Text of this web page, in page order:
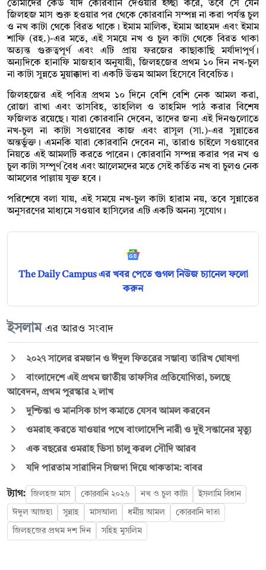
তোমাদের কেউ যদি কোরবানি দেওয়ার ইচ্ছা করে, তবে সে যেন
জিলহজ মাস শুরু হওয়ার পর থেকে কোরবানি সম্পন্ন না করা পর্যন্ত চুল
ও নখ কাটা থেকে বিরত থাকে। ইমাম মালিক, ইমাম আহমদ এবং ইমাম
শাফি (রহ.)-এর মতে, এই সময়ে নখ ও চুল কাটা থেকে বিরত থাকা
অত্যন্ত গুরুত্বপূর্ণ এবং এটি প্রায় ফরজের কাছাকাছি মর্যাদাপূর্ণ।
অন্যদিকে হানাফি মাজহাব অনুযায়ী, জিলহজের প্রথম ১০ দিন নখ-চুল
না কাটা সুন্নতে মুয়াক্কাদা বা একটি উত্তম আমল হিসেবে বিবেচিত।
জিলহজের এই পবিত্র প্রথম ১০ দিনে বেশি বেশি নেক আমল করা,
রোজা রাখা এবং তাসবিহ, তাহলিল ও তাহমিদ পাঠ করার বিশেষ
ফজিলত রয়েছে। যারা কোরবানি দেবেন, তাদের জন্য এই দিনগুলোতে
নখ-চুল না কাটা সওয়াবের কাজ এবং রাসূল (সা.)-এর সুন্নাতের
অন্তর্ভুক্ত। এমনকি যারা কোরবানি দেবেন না, তারাও চাইলে সওয়াবের
নিয়তে এই আমলটি করতে পারেন। কোরবানি সম্পন্ন করার পর নখ ও
চুল কাটা সম্পূর্ণ বৈধ এবং আলেমদের মতে সেই কর্তিত নখ বা চুলও নেক
আমলের পাল্লায় যুক্ত হবে।
পরিশেষে বলা যায়, এই সময়ে নখ-চুল কাটা হারাম নয়, তবে সুন্নাতের
অনুসরণের মাধ্যমে সওয়াব হাসিলের এটি একটি অনন্য সুযোগ।
The Daily Campus এর খবর পেতে গুগল নিউজ চ্যানেল ফলো
করুন
ইসলাম এর আরও সংবাদ
২০২৭ সালের রমজান ও ঈদুল ফিতরের সম্ভাব্য তারিখ ঘোষণা
বাংলাদেশে এই প্রথম জাতীয় তাফসির প্রতিযোগিতা, চলছে
আবেদন, প্রথম পুরস্কার ২ লাখ
দুশ্চিন্তা ও মানসিক চাপ কমাতে যেসব আমল করবেন
ওমরাহ করতে যাওয়ার পথে বাংলাদেশি নারী ও দুই সন্তানের মৃত্যু
এক বছরের ওমরাহ ভিসা চালু করল সৌদি আরব
যদি পারতাম সারাদিন সিজদা দিয়ে থাকতাম: বাবর
ট্যাগ: জিলহজ মাস কোরবানি ২০২৬ নখ ও চুল কাটা ইসলামি বিধান
ঈদুল আজহা সুন্নাহ মাসআলা ধর্মীয় আমল কোরবানি দাতা
জিলহজের প্রথম দশ দিন সহিহ মুসলিম